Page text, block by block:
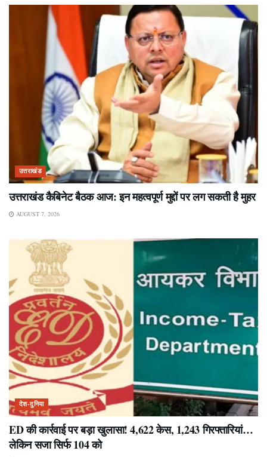
उत्तराखंड
उत्तराखंड कैबिनेट बैठक आज: इन महत्वपूर्ण मुद्दों पर लग सकती है मुहर
AUGUST 7, 2026
देश-दुनिया
ED की कार्रवाई पर बड़ा खुलासा! 4,622 केस, 1,243 गिरफ्तारियां…
लेकिन सजा सिर्फ 104 को